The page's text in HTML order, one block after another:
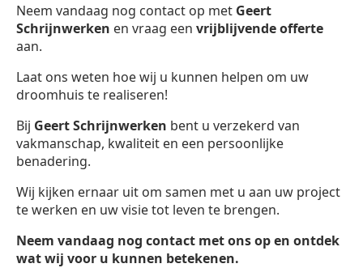
Neem vandaag nog contact op met Geert
Schrijnwerken en vraag een vrijblijvende offerte
aan.
Laat ons weten hoe wij u kunnen helpen om uw
droomhuis te realiseren!
Bij Geert Schrijnwerken bent u verzekerd van
vakmanschap, kwaliteit en een persoonlijke
benadering.
Wij kijken ernaar uit om samen met u aan uw project
te werken en uw visie tot leven te brengen.
Neem vandaag nog contact met ons op en ontdek
wat wij voor u kunnen betekenen.